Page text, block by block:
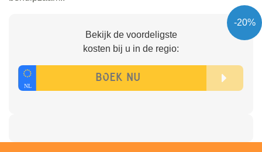
-20%
Bekijk de voordeligste
kosten bij u in de regio: